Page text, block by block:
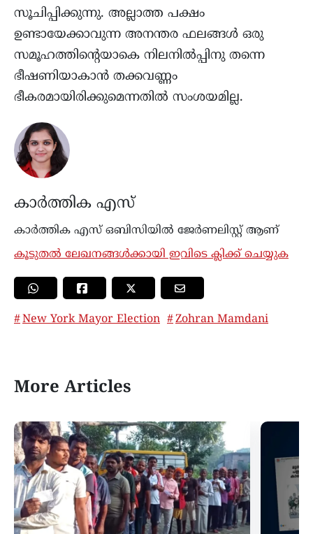
സൂചിപ്പിക്കുന്നു. അല്ലാത്ത പക്ഷം
ഉണ്ടായേക്കാവുന്ന അനന്തര ഫലങ്ങൾ ഒരു
സമൂഹത്തിന്റെയാകെ നിലനിൽപ്പിനു തന്നെ
ഭീഷണിയാകാൻ തക്കവണ്ണം
ഭീകരമായിരിക്കുമെന്നതിൽ സംശയമില്ല.
കാർത്തിക എസ്
കാര്‍ത്തിക എസ് ഒബിസിയിൽ ജേർണലിസ്റ്റ് ആണ്
കൂടുതൽ ലേഖനങ്ങൾക്കായി ഇവിടെ ക്ലിക്ക് ചെയ്യുക
New York Mayor Election Zohran Mamdani
More Articles